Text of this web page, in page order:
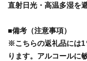
直射日光・高温多湿を
■備考（注意事項）
※こちらの返礼品には1
ります。アルコールに